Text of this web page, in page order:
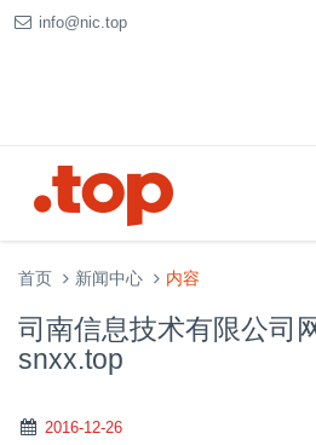
info@nic.top
首页 新闻中心 内容
司南信息技术有限公司
snxx.top
2016-12-26